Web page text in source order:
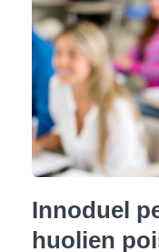
Innoduel
huolien